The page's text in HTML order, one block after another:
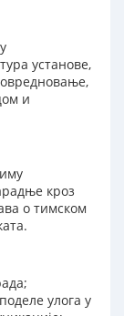
установе,
и
кроз
о тимском
улога у